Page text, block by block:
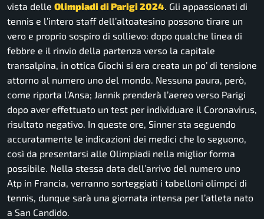
vista delle Olimpiadi di Parigi 2024. Gli appassionati di
tennis e l’intero staff dell’altoatesino possono tirare un
vero e proprio sospiro di sollievo: dopo qualche linea di
febbre e il rinvio della partenza verso la capitale
transalpina, in ottica Giochi si era creata un po’ di tensione
attorno al numero uno del mondo. Nessuna paura, però,
come riporta l’Ansa; Jannik prenderà l’aereo verso Parigi
dopo aver effettuato un test per individuare il Coronavirus,
risultato negativo. In queste ore, Sinner sta seguendo
accuratamente le indicazioni dei medici che lo seguono,
così da presentarsi alle Olimpiadi nella miglior forma
possibile. Nella stessa data dell’arrivo del numero uno
Atp in Francia, verranno sorteggiati i tabelloni olimpci di
tennis, dunque sarà una giornata intensa per l’atleta nato
a San Candido.